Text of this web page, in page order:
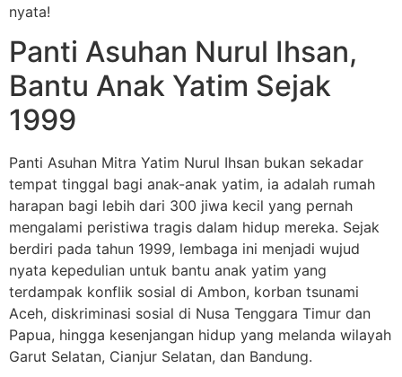
nyata!
Panti Asuhan Nurul Ihsan,
Bantu Anak Yatim Sejak
1999
Panti Asuhan Mitra Yatim Nurul Ihsan bukan sekadar
tempat tinggal bagi anak-anak yatim, ia adalah rumah
harapan bagi lebih dari 300 jiwa kecil yang pernah
mengalami peristiwa tragis dalam hidup mereka. Sejak
berdiri pada tahun 1999, lembaga ini menjadi wujud
nyata kepedulian untuk bantu anak yatim yang
terdampak konflik sosial di Ambon, korban tsunami
Aceh, diskriminasi sosial di Nusa Tenggara Timur dan
Papua, hingga kesenjangan hidup yang melanda wilayah
Garut Selatan, Cianjur Selatan, dan Bandung.